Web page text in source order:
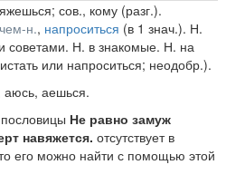
сов., кому (разг.).
чем-н., напроситься (в 1 знач.). Н.
советами. Н. в знакомые. Н. на
или напроситься; неодобр.).
аюсь, аешься.
Не равно замуж
навяжется. отсутствует в
его можно найти с помощью этой